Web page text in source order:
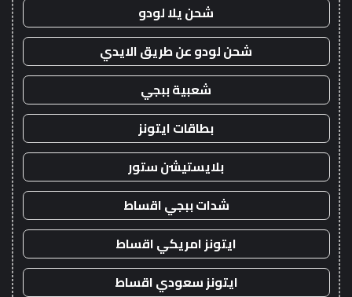
شحن يلا لودو
شحن لودو عن طريق الايدي
شعبية ببجي
بطاقات ايتونز
بلايستيشن ستور
شدات ببجي اقساط
ايتونز امريكي اقساط
ايتونز سعودي اقساط